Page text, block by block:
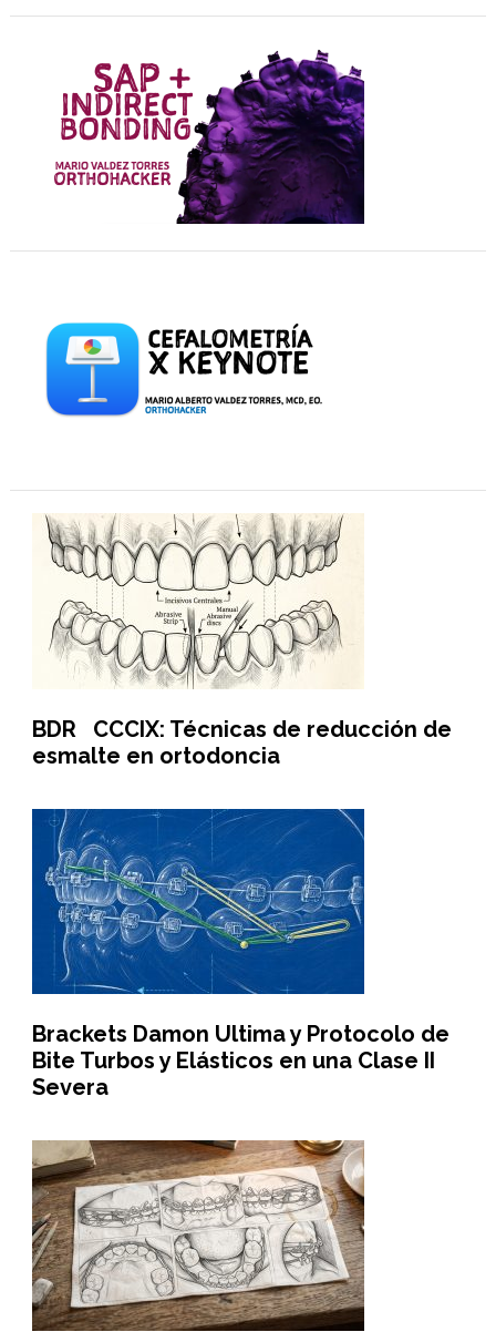
BDR CCCIX: Técnicas de reducción de
esmalte en ortodoncia
Brackets Damon Ultima y Protocolo de
Bite Turbos y Elásticos en una Clase II
Severa